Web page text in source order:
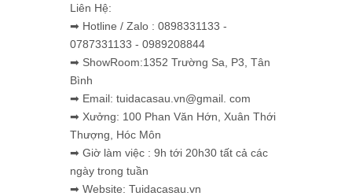
Liên Hệ:
➡ Hotline / Zalo : 0898331133 -
0787331133 - 0989208844
➡ ShowRoom:1352 Trường Sa, P3, Tân
Bình
➡ Email: tuidacasau.vn@gmail. com
➡ Xưởng: 100 Phan Văn Hớn, Xuân Thới
Thượng, Hóc Môn
➡ Giờ làm việc : 9h tới 20h30 tất cả các
ngày trong tuần
➡ Website: Tuidacasau.vn